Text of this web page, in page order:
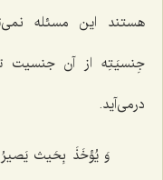
هستند این مسئله
جِنسیَتِه از آن جنسیت
درمى‌آید.
وَ یُؤخَذَ بِحَیث یَصیرُ